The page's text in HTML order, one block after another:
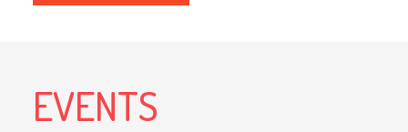
EVENTS